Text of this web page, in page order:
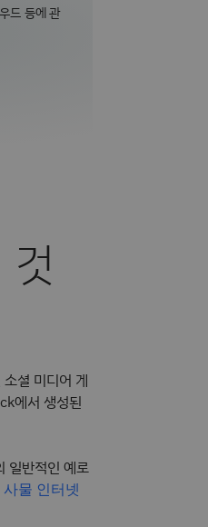
드 등에 관
셜 미디어 게
에서 생성된
일반적인 예로
사물 인터넷